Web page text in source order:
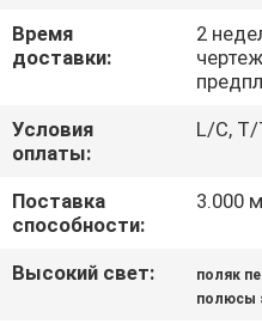
СВЯЖИТЕСЬ
ЦИТАТУ
Время
доставки:
2
Условия
оплаты:
L/C,
Поставка
способности:
3.000
Высокий свет: поляк
полюсы